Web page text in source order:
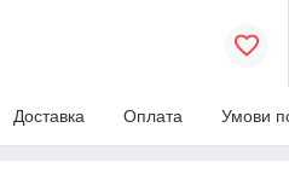
Доставка Оплата Умови